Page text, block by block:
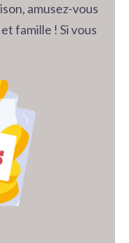
amusez-vous
famille ! Si vous